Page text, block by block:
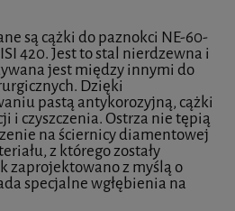
są cążki do paznokci NE-60-
420. Jest to stal nierdzewna i
jest między innymi do
Dzięki
pastą antykorozyjną, cążki
i czyszczenia. Ostrza nie tępią
na ściernicy diamentowej
z którego zostały
zaprojektowano z myślą o
specjalne wgłębienia na